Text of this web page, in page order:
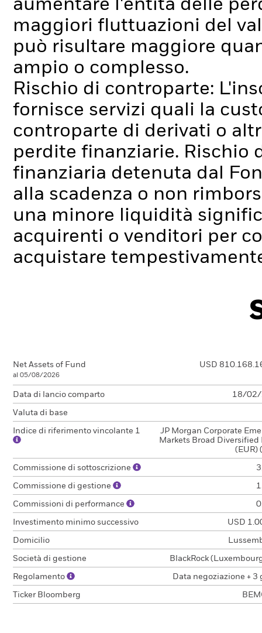
aumentare l'entità delle
maggiori fluttuazioni del
può risultare maggiore
ampio o complesso.
Rischio di controparte:
fornisce servizi quali la
controparte di derivati o
perdite finanziarie. Rischio
finanziaria detenuta dal
alla scadenza o non
una minore liquidità
acquirenti o venditori per
acquistare
Net Assets of Fund
al 05/08/2026
USD
Data di lancio comparto 18/02/
Valuta di base
Indice di riferimento vincolante 1
JP Morgan Corporate
Markets Broad Diversified
(EUR)
Commissione di sottoscrizione
Commissione di gestione
Commissioni di performance
Investimento minimo successivo USD
Domicilio
Società di gestione BlackRock
Regolamento Data negoziazione + 3
Ticker Bloomberg